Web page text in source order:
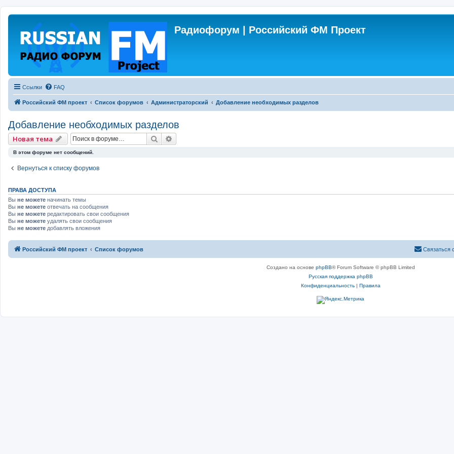
Радиофорум | Российский ФМ Проект
Ссылки FAQ
Российский ФМ проект Список форумов Администраторский Добавление необходимых разделов
Добавление необходимых разделов
Новая тема Поиск
В этом форуме нет сообщений.
Вернуться к списку форумов
ПРАВА ДОСТУПА
Вы не можете начинать темы
Вы не можете отвечать на сообщения
Вы не можете редактировать свои сообщения
Вы не можете удалять свои сообщения
Вы не можете добавлять вложения
Российский ФМ проект Список форумов Связаться
Создано на основе phpBB® Forum Software © phpBB Limited
Русская поддержка phpBB
Конфиденциальность| Правила